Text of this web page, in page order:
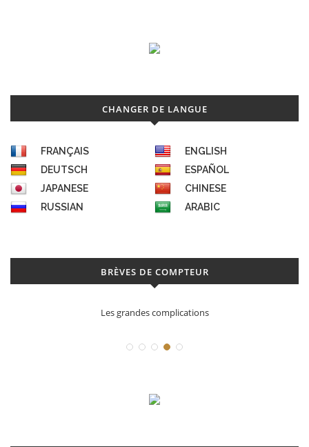
CHANGER DE LANGUE
FRANÇAIS
ENGLISH
DEUTSCH
ESPAÑOL
JAPANESE
CHINESE
RUSSIAN
ARABIC
BRÈVES DE COMPTEUR
Les grandes complications